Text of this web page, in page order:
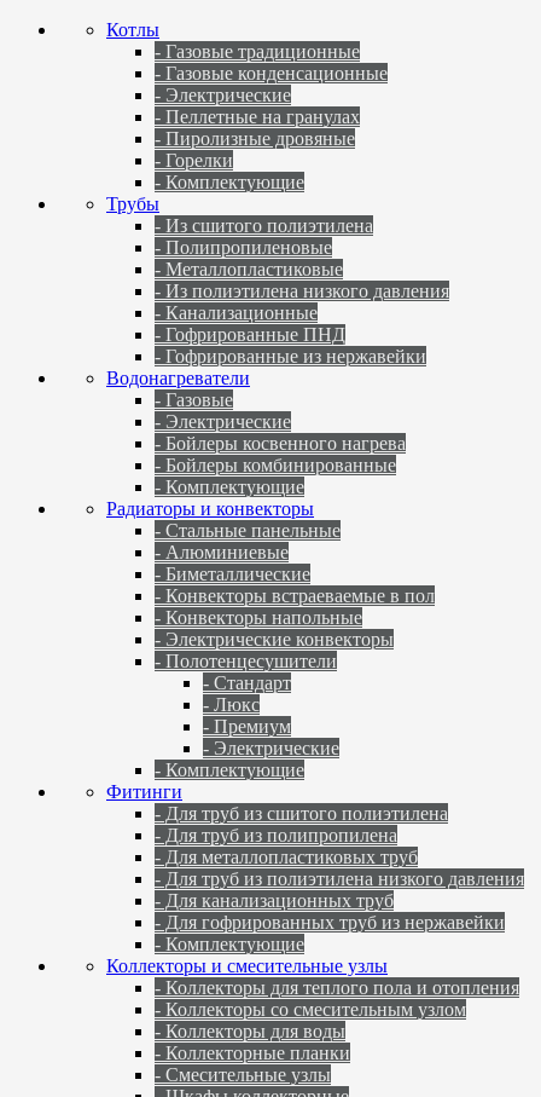
Котлы
- Газовые традиционные
- Газовые конденсационные
- Электрические
- Пеллетные на гранулах
- Пиролизные дровяные
- Горелки
- Комплектующие
Трубы
- Из сшитого полиэтилена
- Полипропиленовые
- Металлопластиковые
- Из полиэтилена низкого давления
- Канализационные
- Гофрированные ПНД
- Гофрированные из нержавейки
Водонагреватели
- Газовые
- Электрические
- Бойлеры косвенного нагрева
- Бойлеры комбинированные
- Комплектующие
Радиаторы и конвекторы
- Стальные панельные
- Алюминиевые
- Биметаллические
- Конвекторы встраеваемые в пол
- Конвекторы напольные
- Электрические конвекторы
- Полотенцесушители
- Стандарт
- Люкс
- Премиум
- Электрические
- Комплектующие
Фитинги
- Для труб из сшитого полиэтилена
- Для труб из полипропилена
- Для металлопластиковых труб
- Для труб из полиэтилена низкого давления
- Для канализационных труб
- Для гофрированных труб из нержавейки
- Комплектующие
Коллекторы и смесительные узлы
- Коллекторы для теплого пола и отопления
- Коллекторы со смесительным узлом
- Коллекторы для воды
- Коллекторные планки
- Смесительные узлы